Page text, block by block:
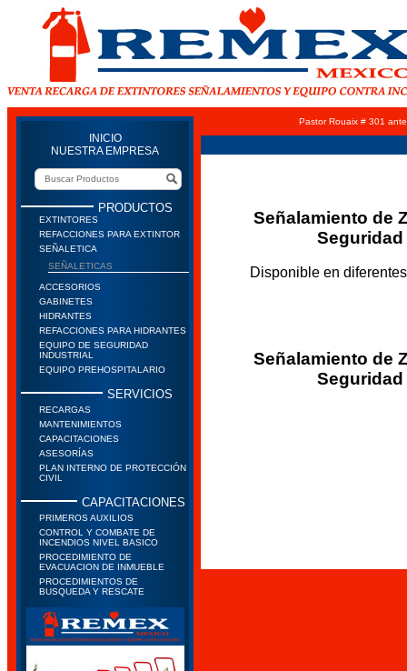
INICIO
NUESTRA EMPRESA
PRODUCTOS
EXTINTORES
REFACCIONES PARA EXTINTOR
SEÑALETICA
SEÑALETICAS
ACCESORIOS
GABINETES
HIDRANTES
REFACCIONES PARA HIDRANTES
EQUIPO DE SEGURIDAD
INDUSTRIAL
EQUIPO PREHOSPITALARIO
SERVICIOS
RECARGAS
MANTENIMIENTOS
CAPACITACIONES
ASESORÍAS
PLAN INTERNO DE PROTECCIÓN
CIVIL
CAPACITACIONES
PRIMEROS AUXILIOS
CONTROL Y COMBATE DE
INCENDIOS NIVEL BASICO
PROCEDIMIENTO DE
EVACUACION DE INMUEBLE
PROCEDIMIENTOS DE
BUSQUEDA Y RESCATE
Pastor Rouaix # 301
Señalamiento de
Seguridad
Disponible en
Señalamiento de
Seguridad